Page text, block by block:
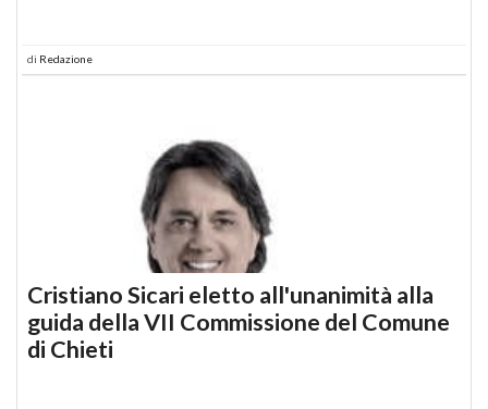
di Redazione
Cristiano Sicari eletto all'unanimità alla
guida della VII Commissione del Comune
di Chieti